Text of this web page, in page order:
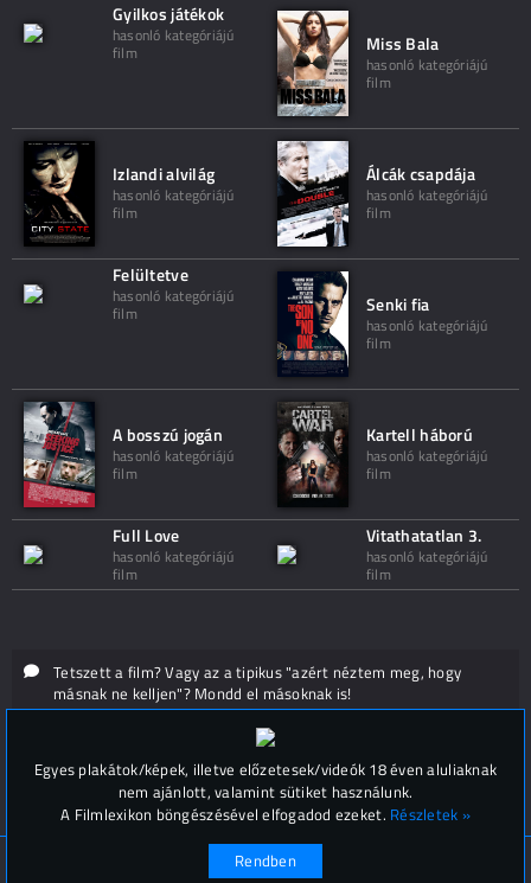
Gyilkos játékok
hasonló kategóriájú
film Miss Bala
hasonló kategóriájú
film
Izlandi alvilág
hasonló kategóriájú
film
Álcák csapdája
hasonló kategóriájú
film
Felültetve
hasonló kategóriájú
film Senki fia
hasonló kategóriájú
film
A bosszú jogán
hasonló kategóriájú
film
Kartell háború
hasonló kategóriájú
film
Full Love
hasonló kategóriájú
film
Vitathatatlan 3.
hasonló kategóriájú
film
Tetszett a film? Vagy az a tipikus "azért néztem meg, hogy
másnak ne kelljen"? Mondd el másoknak is!
Hozzászólások (
© Filmlexikon 2019-2026
Kapcsolat, impresszum
Egyes plakátok/képek, illetve előzetesek/videók 18 éven aluliaknak
nem ajánlott, valamint sütiket használunk.
A Filmlexikon böngészésével elfogadod ezeket. Részletek »
Rendben